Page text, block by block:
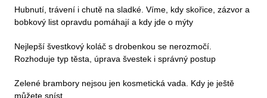
Hubnutí, trávení i chutě na sladké. Víme, kdy skořice, zázvor a
bobkový list opravdu pomáhají a kdy jde o mýty
Nejlepší švestkový koláč s drobenkou se nerozmočí.
Rozhoduje typ těsta, úprava švestek i správný postup
Zelené brambory nejsou jen kosmetická vada. Kdy je ještě
můžete sníst